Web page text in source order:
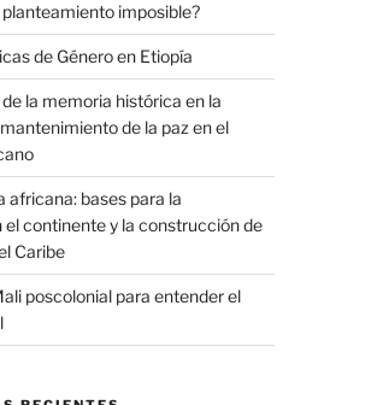
planteamiento imposible?
de Género en Etiopía
la memoria histórica en la
de la paz en el
africana: bases para la
el continente y la construcción de
Caribe
poscolonial para entender el